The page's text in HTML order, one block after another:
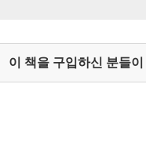
이 책을 구입하신 분들이